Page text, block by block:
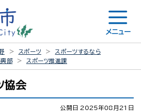
メニュー
スポーツ
スポーツするなら
部 スポーツ推進課
協会
公開日 2025年08月21日